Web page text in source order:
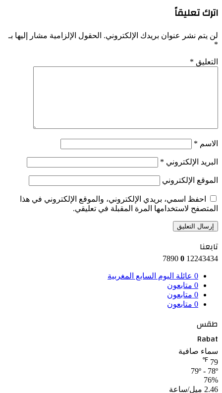
اترك تعليقاً
لن يتم نشر عنوان بريدك الإلكتروني. الحقول الإلزامية مشار إليها بـ
*
التعليق *
الاسم *
البريد الإلكتروني *
الموقع الإلكتروني
احفظ اسمي، بريدي الإلكتروني، والموقع الإلكتروني في هذا
المتصفح لاستخدامها المرة المقبلة في تعليقي.
تابعنا
12243434
0
0 عائلة اليوم السابع المغربية
0 متابعون
0 متابعون
0 متابعون
طقس
Rabat
سماء صافية
79
℉
79º - 78º
76%
2.46 ميل/ساعة